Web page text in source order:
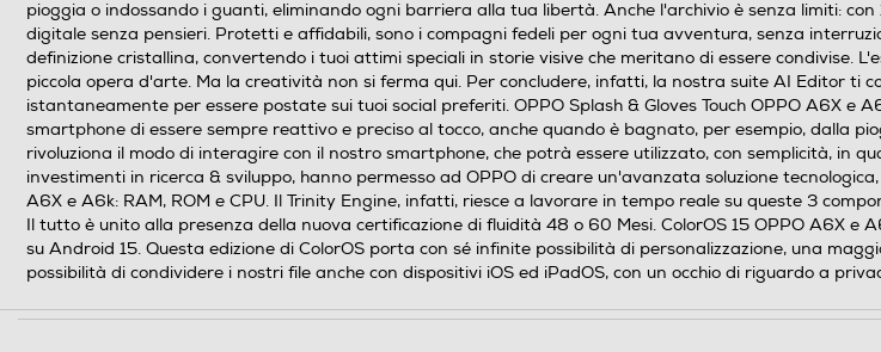
Capacità di memoria-GB
Capacità RAM - MB
Tipo di RAM
Espansione memoria-GB
Tipo di memoria
Messaggistica
pioggia o indossando i guanti, eliminando ogni barriera alla tua libertà. Anche l'archivio è senza limiti:
digitale senza pensieri. Protetti e affidabili, sono i compagni fedeli per ogni tua avventura, senza
definizione cristallina, convertendo i tuoi attimi speciali in storie visive che meritano di essere condivise.
piccola opera d'arte. Ma la creatività non si ferma qui. Per concludere, infatti, la nostra suite AI Editor ti
istantaneamente per essere postate sui tuoi social preferiti. OPPO Splash & Gloves Touch OPPO A6X
smartphone di essere sempre reattivo e preciso al tocco, anche quando è bagnato, per esempio, dalla
rivoluziona il modo di interagire con il nostro smartphone, che potrà essere utilizzato, con semplicità, in
investimenti in ricerca & sviluppo, hanno permesso ad OPPO di creare un'avanzata soluzione
A6X e A6k: RAM, ROM e CPU. Il Trinity Engine, infatti, riesce a lavorare in tempo reale su queste 3
Il tutto è unito alla presenza della nuova certificazione di fluidità 48 o 60 Mesi. ColorOS 15 OPPO A6X e
su Android 15. Questa edizione di ColorOS porta con sé infinite possibilità di personalizzazione, una
possibilità di condividere i nostri file anche con dispositivi iOS ed iPadOS, con un occhio di riguardo a